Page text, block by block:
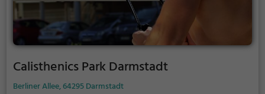
Calisthenics Park Darmstadt
Berliner Allee, 64295 Darmstadt